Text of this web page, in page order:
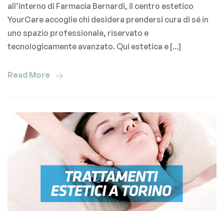
all’interno di Farmacia Bernardi, il centro estetico
YourCare accoglie chi desidera prendersi cura di sé in
uno spazio professionale, riservato e
tecnologicamente avanzato. Qui estetica e [...]
Read More